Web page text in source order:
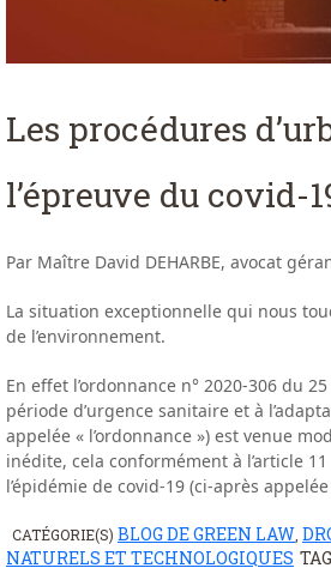
Les procédures
l’épreuve du covid-
Par Maître David DEHARBE, avocat
La situation exceptionnelle qui nous
de l’environnement.
En effet l’ordonnance n° 2020-306 du
période d’urgence sanitaire et à
appelée « l’ordonnance ») est venue
inédite, cela conformément à l’article
l’épidémie de covid-19 (ci-après
CATÉGORIE(S) BLOG DE GREEN LAW
NATURELS ET TECHNOLOGIQUES